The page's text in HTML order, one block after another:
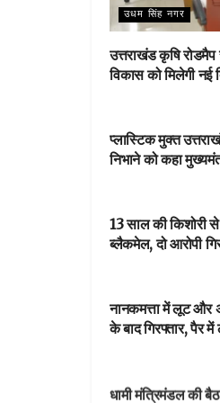
उधम सिंह नगर
उत्तराखंड कृषि रोडमैप
विकास को मिलेगी नई
प्लास्टिक मुक्त
निभाने को कहा
13 साल की किशोरी
ब्लैकमेल, दो आरोपी
नानकमत्ता में लूट और
के बाद गिरफ्तार, पैर में
धामी मंत्रिमंडल की